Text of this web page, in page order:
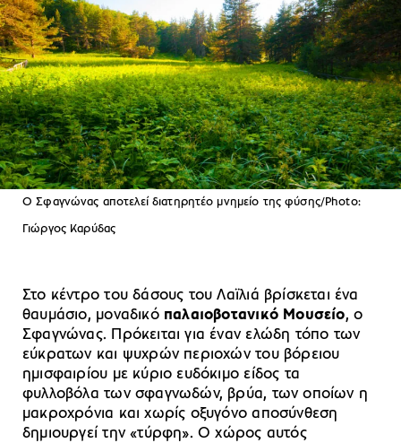
Ο Σφαγνώνας αποτελεί διατηρητέο μνημείο της φύσης/Photo:
Γιώργος Καρύδας
Στο κέντρο του δάσους του Λαϊλιά βρίσκεται ένα
θαυμάσιο, μοναδικό παλαιοβοτανικό Μουσείο, ο
Σφαγνώνας. Πρόκειται για έναν ελώδη τόπο των
εύκρατων και ψυχρών περιοχών του βόρειου
ημισφαιρίου με κύριο ευδόκιμο είδος τα
φυλλοβόλα των σφαγνωδών, βρύα, των οποίων η
μακροχρόνια και χωρίς οξυγόνο αποσύνθεση
δημιουργεί την «τύρφη». Ο χώρος αυτός